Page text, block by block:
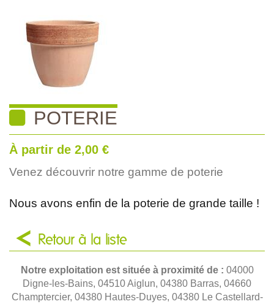
POTERIE
À partir de 2,00 €
Venez découvrir notre gamme de poterie
Nous avons enfin de la poterie de grande taille !
Retour à la liste
Notre exploitation est située à proximité de : 04000
Digne-les-Bains, 04510 Aiglun, 04380 Barras, 04660
Champtercier, 04380 Hautes-Duyes, 04380 Le Castellard-